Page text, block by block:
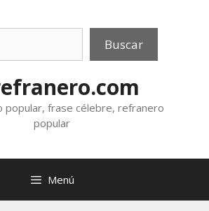
Buscar
popular, frase célebre, refranero
popular
Menú